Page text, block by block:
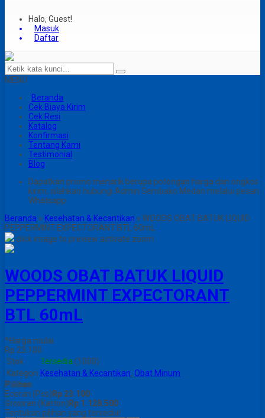
Halo, Guest!
Masuk
Daftar
MENU
Beranda
Cek Biaya Kirim
Cek Resi
Katalog
Konfirmasi
Tentang Kami
Testimonial
Blog
Dapatkan promo menarik berupa potongan harga dan ongkos
kirim, silahkan hubungi Admin Sembako Medan melalui pesan
Whatsapp
Beranda » Kesehatan & Kecantikan » WOODS OBAT BATUK LIQUID
PEPPERMINT EXPECTORANT BTL 60mL
click image to preview activate zoom
WOODS OBAT BATUK LIQUID
PEPPERMINT EXPECTORANT
BTL 60mL
*Harga mulai
Rp 23.100
Stok
Tersedia (1000)
Kategori Kesehatan & Kecantikan, Obat Minum
Pilihan
Eceran (Pcs)Rp 23.100
Grosiran (Karton)Rp 1.128.500
Tentukan pilihan yang tersedia!